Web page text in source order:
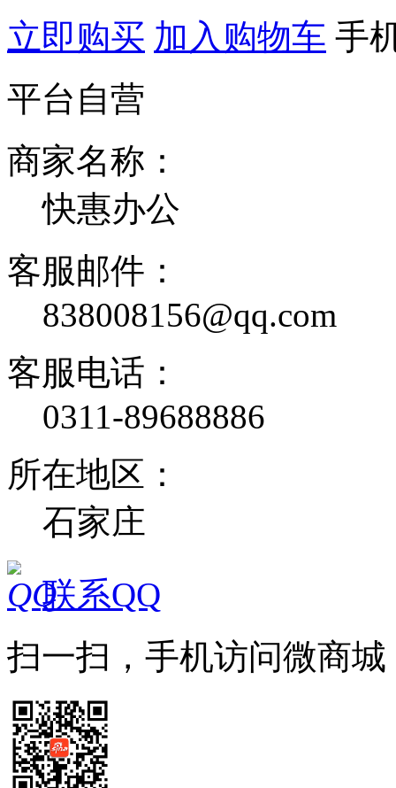
立即购买 加入购物车 手
平台自营
商家名称：
快惠办公
客服邮件：
838008156@qq.com
客服电话：
0311-89688886
所在地区：
石家庄
联系QQ
扫一扫，手机访问微商城